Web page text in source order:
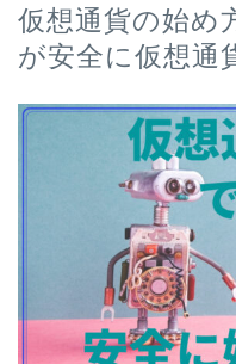
仮想通貨の始め
が安全に仮想通